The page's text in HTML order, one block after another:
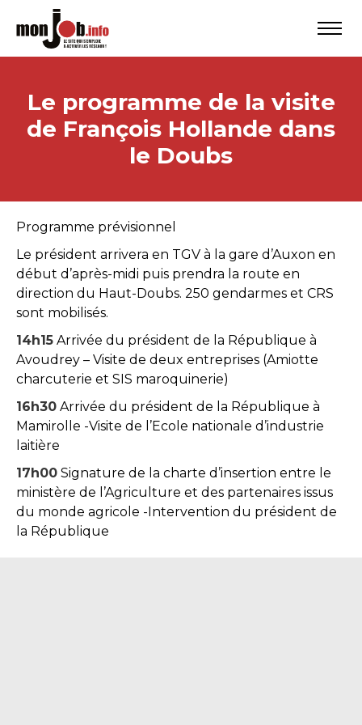
Le programme de la visite
de François Hollande dans
le Doubs
Programme prévisionnel
Le président arrivera en TGV à la gare d’Auxon en
début d’après-midi puis prendra la route en
direction du Haut-Doubs. 250 gendarmes et CRS
sont mobilisés.
14h15 Arrivée du président de la République à
Avoudrey – Visite de deux entreprises (Amiotte
charcuterie et SIS maroquinerie)
16h30 Arrivée du président de la République à
Mamirolle -Visite de l’Ecole nationale d’industrie
laitière
17h00 Signature de la charte d’insertion entre le
ministère de l’Agriculture et des partenaires issus
du monde agricole -Intervention du président de
la République